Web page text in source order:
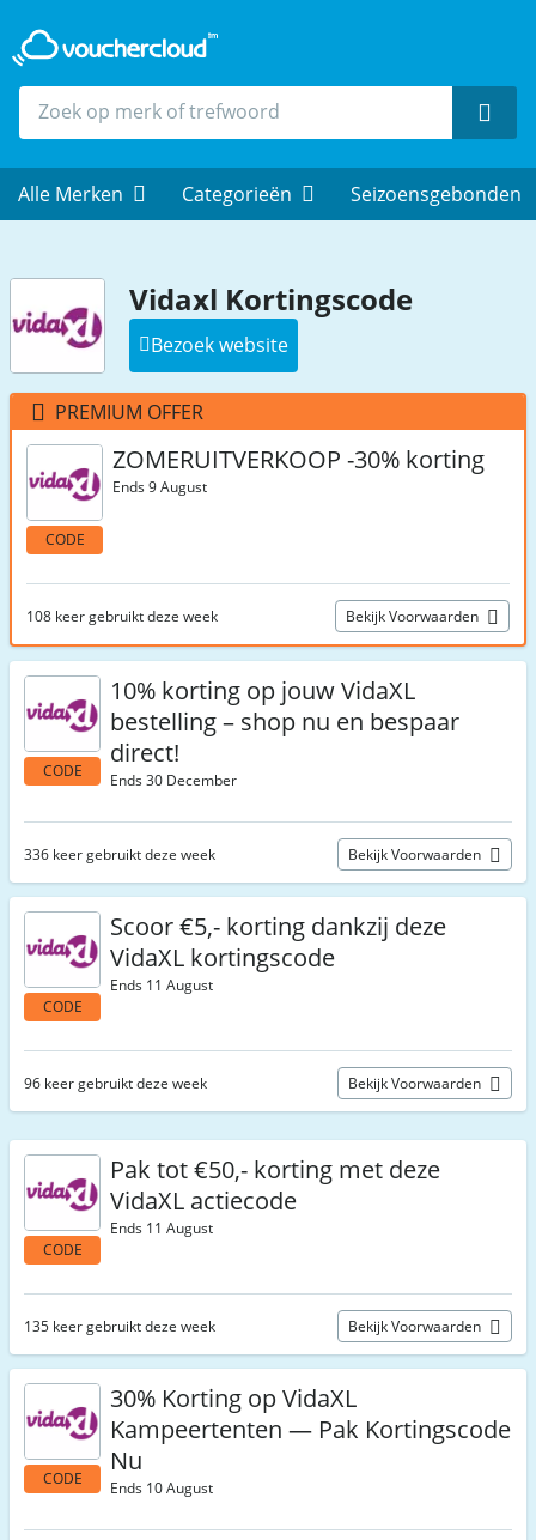
Alle Merken Categorieën Seizoensgebonden
Vidaxl Kortingscode
Bezoek website
PREMIUM OFFER
CODE
ZOMERUITVERKOOP -30% korting
Ends 9 August
108 keer gebruikt deze week Bekijk Voorwaarden
CODE
10% korting op jouw VidaXL
bestelling – shop nu en bespaar
direct!
Ends 30 December
336 keer gebruikt deze week Bekijk Voorwaarden
CODE
Scoor €5,- korting dankzij deze
VidaXL kortingscode
Ends 11 August
96 keer gebruikt deze week Bekijk Voorwaarden
CODE
Pak tot €50,- korting met deze
VidaXL actiecode
Ends 11 August
135 keer gebruikt deze week Bekijk Voorwaarden
CODE
30% Korting op VidaXL
Kampeertenten — Pak Kortingscode
Nu
Ends 10 August